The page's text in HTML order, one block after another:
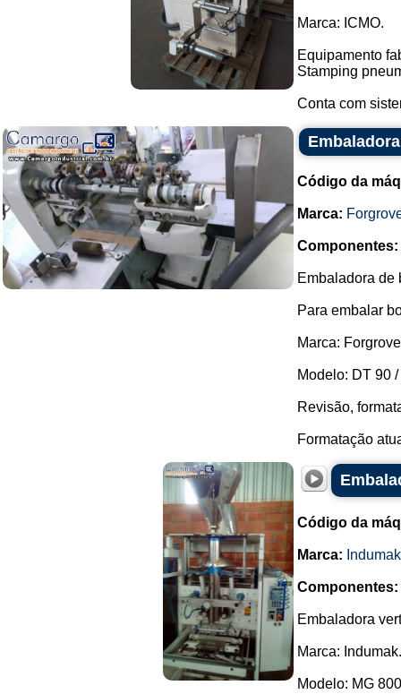
Marca: ICMO.
Equipamento
Stamping
Conta com
Código da
Marca:
Componentes:
Embaladora de
Para embalar
Marca:
Modelo: DT 90
Revisão,
Formatação
Código da
Marca: Indumak
Componentes:
Embaladora
Marca: Indumak.
Modelo: MG